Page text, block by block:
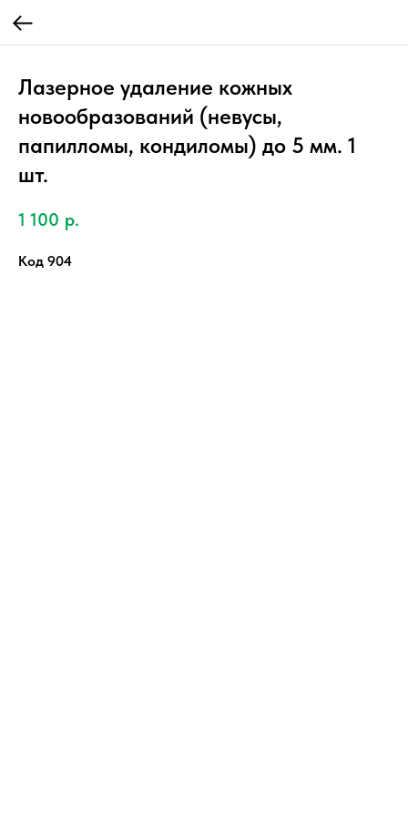
Лазерное удаление кожных
новообразований (невусы,
папилломы, кондиломы) до 5 мм. 1
шт.
1 100 р.
Код 904